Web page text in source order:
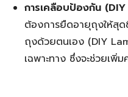
การเคลือบป้องกัน
ต้องการยืดอายุถุงให้สุ
ถุงด้วยตนเอง (DIY
เฉพาะทาง ซึ่งจะช่วยเพิ่